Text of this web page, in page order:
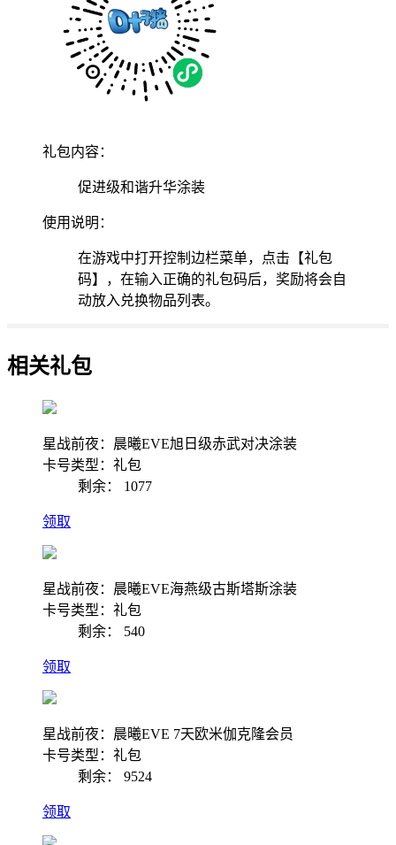
礼包内容：
促进级和谐升华涂装
使用说明：
在游戏中打开控制边栏菜单，点击【礼包
码】，在输入正确的礼包码后，奖励将会自
动放入兑换物品列表。
相关礼包
星战前夜：晨曦EVE旭日级赤武对决涂装
卡号类型：礼包
剩余：
1077
领取
星战前夜：晨曦EVE海燕级古斯塔斯涂装
卡号类型：礼包
剩余：
540
领取
星战前夜：晨曦EVE 7天欧米伽克隆会员
卡号类型：礼包
剩余：
9524
领取